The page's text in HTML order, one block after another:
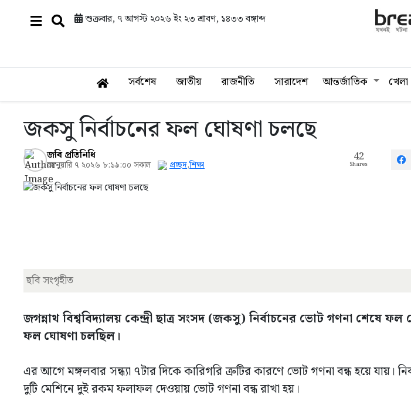
শুক্রবার, ৭ আগস্ট ২০২৬ ইং ২৩ শ্রাবণ, ১৪৩৩ বঙ্গাব্দ
সর্বশেষ জাতীয় রাজনীতি সারাদেশ আন্তর্জাতিক খেলা
জকসু নির্বাচনের ফল ঘোষণা চলছে
জবি প্রতিনিধি
জানুয়ারি ৭ ২০২৬ ৮:১৯:০০ সকাল প্রচ্ছদ,শিক্ষা
42
Shares
ছবি সংগৃহীত
জগন্নাথ বিশ্ববিদ্যালয় কেন্দ্রী ছাত্র সংসদ (জকসু) নির্বাচনের ভোট গণনা শেষে
ফল ঘোষণা চলছিল।
এর আগে মঙ্গলবার সন্ধ্যা ৭টার দিকে কারিগরি ত্রুটির কারণে ভোট গণনা বন্ধ হয়ে যায়।
দুটি মেশিনে দুই রকম ফলাফল দেওয়ায় ভোট গণনা বন্ধ রাখা হয়।